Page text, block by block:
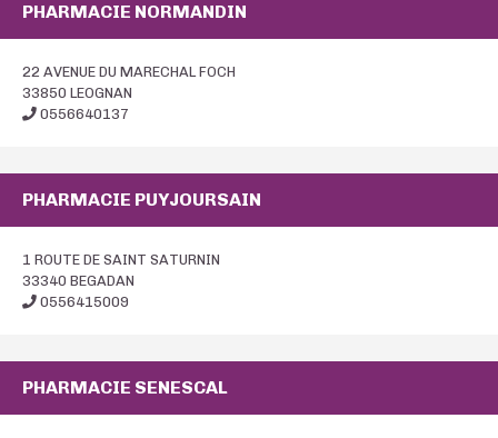
PHARMACIE NORMANDIN
22 AVENUE DU MARECHAL FOCH
33850 LEOGNAN
0556640137
PHARMACIE PUYJOURSAIN
1 ROUTE DE SAINT SATURNIN
33340 BEGADAN
0556415009
PHARMACIE SENESCAL